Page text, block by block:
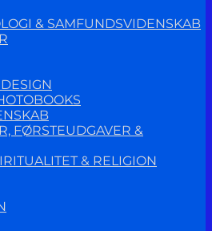
& SAMFUNDSVIDENSKAB
FØRSTEUDGAVER &
& RELIGION